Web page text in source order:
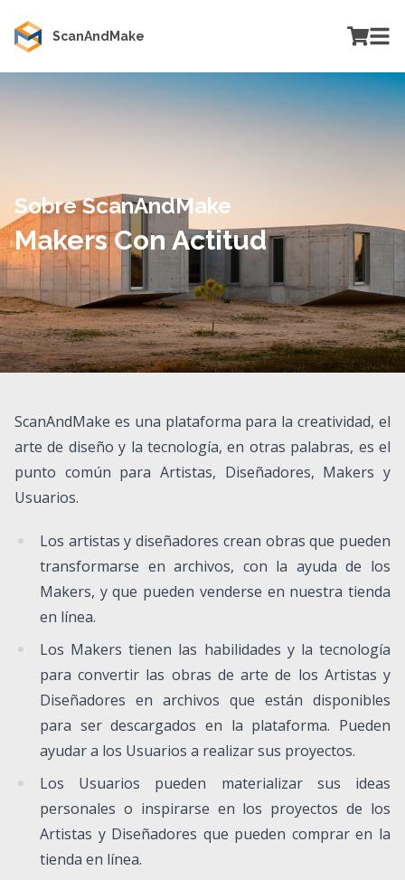
ScanAndMake
Sobre ScanAndMake
Makers Con Actitud
ScanAndMake es una plataforma para la creatividad, el
arte de diseño y la tecnología, en otras palabras, es el
punto común para Artistas, Diseñadores, Makers y
Usuarios.
Los artistas y diseñadores crean obras que pueden
transformarse en archivos, con la ayuda de los
Makers, y que pueden venderse en nuestra tienda
en línea.
Los Makers tienen las habilidades y la tecnología
para convertir las obras de arte de los Artistas y
Diseñadores en archivos que están disponibles
para ser descargados en la plataforma. Pueden
ayudar a los Usuarios a realizar sus proyectos.
Los Usuarios pueden materializar sus ideas
personales o inspirarse en los proyectos de los
Artistas y Diseñadores que pueden comprar en la
tienda en línea.